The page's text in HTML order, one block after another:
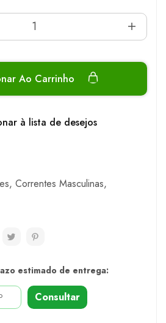
Ao Carrinho
à lista de desejos
, Correntes Masculinas,
estimado de entrega:
Consultar